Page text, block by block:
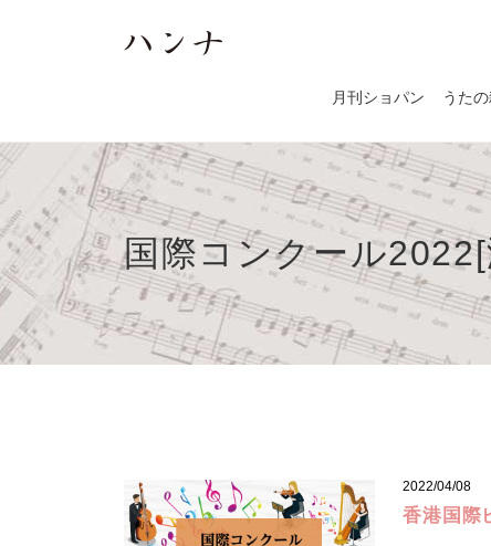
月刊ショパン うた
国際コンクール
2022/04/08
香港国際